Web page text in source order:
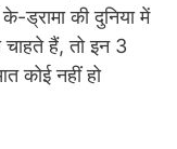
ड्रामा की दुनिया में
हैं, तो इन 3
कोई नहीं हो